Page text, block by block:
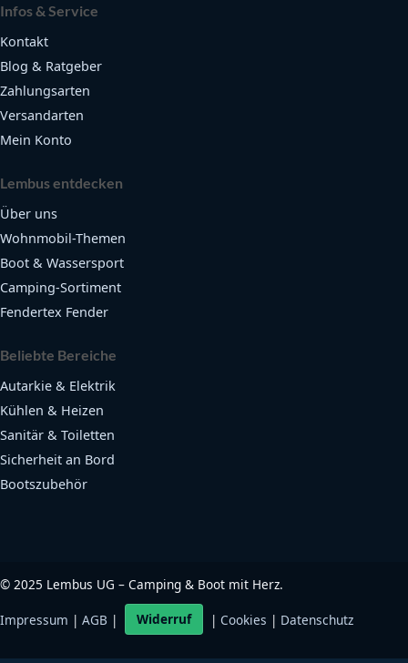
Infos & Service
Kontakt
Blog & Ratgeber
Zahlungsarten
Versandarten
Mein Konto
Lembus entdecken
Über uns
Wohnmobil-Themen
Boot & Wassersport
Camping-Sortiment
Fendertex Fender
Beliebte Bereiche
Autarkie & Elektrik
Kühlen & Heizen
Sanitär & Toiletten
Sicherheit an Bord
Bootszubehör
© 2025 Lembus UG – Camping & Boot mit Herz.
Impressum | AGB | Widerruf | Cookies | Datenschutz